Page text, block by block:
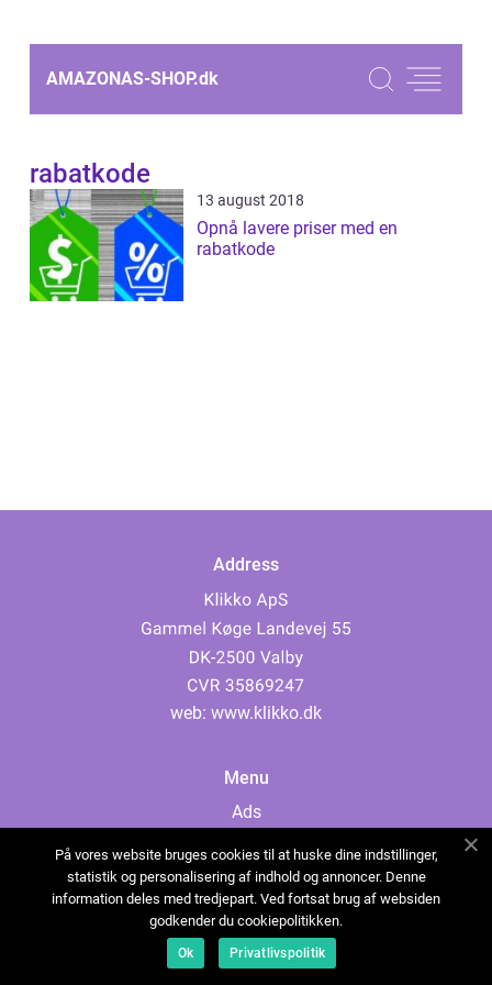
AMAZONAS-SHOP.dk
rabatkode
13 august 2018
Opnå lavere priser med en
rabatkode
Address
web: www.klikko.dk
Menu
Ads
Cookies
Contact
Sitemap
På vores website bruges cookies til at huske dine indstillinger,
statistik og personalisering af indhold og annoncer. Denne
information deles med tredjepart. Ved fortsat brug af websiden
godkender du cookiepolitikken.
Ok Privatlivspolitik